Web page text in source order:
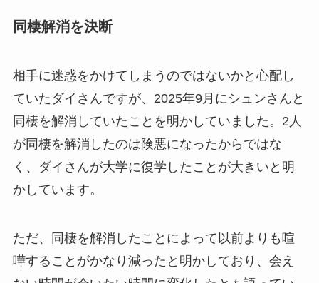
同棲解消を決断
相手に迷惑をかけてしまうのではないかと心配し
ていたダイさんですが、2025年9月にシュンさんと
同棲を解消していたことを明かしていました。2人
が同棲を解消したのは険悪になったからではな
く、ダイさんが大学に復学したことが大きいと明
かしています。
ただ、同棲を解消したことによって以前よりも喧
嘩することがかなり減ったと明かしており、会え